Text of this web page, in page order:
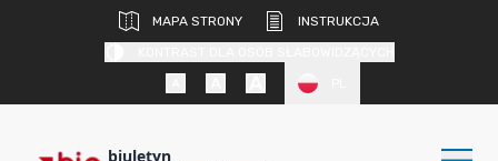
MAPA STRONY
INSTRUKCJA
biuletyn